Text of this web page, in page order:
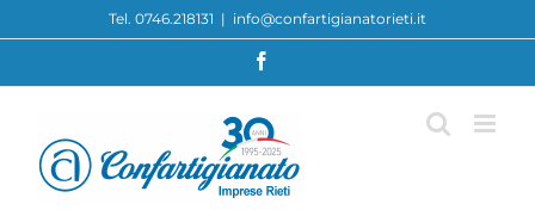
to
Tel. 0746.218131 | info@confartigianatorieti.it